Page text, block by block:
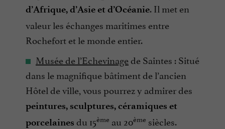
d’Afrique, d’Asie et d’Océanie. Il met en
valeur les échanges maritimes entre
Rochefort et le monde entier.
Musée de l’Echevinagede Saintes : Situé
dans le magnifique bâtiment de l’ancien
Hôtel de ville, vous pourrez y admirer des
peintures, sculptures, céramiques et
porcelaines du 15ème au 20ème siècles.